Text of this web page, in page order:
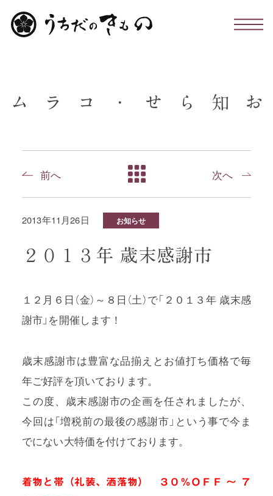
店舗のこと
お知らせ・コラム
特定商取引法に基づく表記
利用規約
お
知
ら
せ
・
コ
ラ
ム
前へ 次へ
2013年11月26日 お知らせ
２０１３年 歳末感謝市
１２月６日（金）～８日（土）で「２０１３年 歳末感
謝市」を開催します！
歳末感謝市は豊富な品揃えとお値打ち価格で毎
年ご好評を頂いております。
この度、歳末感謝市の企画を任されましたが、
今回は「増税前の最後の感謝市」という事で今ま
でにない大特価を付けております。
着物と帯（礼装、洒落物） ３０％ＯＦＦ ～ ７